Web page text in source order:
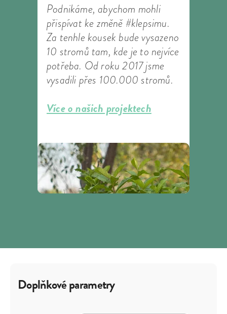
Podnikáme, abychom mohli
přispívat ke změně #klepsimu.
Za tenhle kousek bude vysazeno
10 stromů tam, kde je to nejvíce
potřeba. Od roku 2017 jsme
vysadili přes 100.000 stromů.
Více o našich projektech
Doplňkové parametry